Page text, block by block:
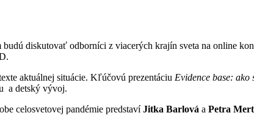
diskutovať odborníci z viacerých krajín sveta na online
aktuálnej situácie. Kľúčovú prezentáciu Evidence base:
a detský vývoj.
celosvetovej pandémie predstavíJitka Barlová a Petra